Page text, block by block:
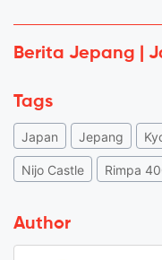
Berita Jepang |
Tags
Japan Jepang
Nijo Castle Rimpa
Author